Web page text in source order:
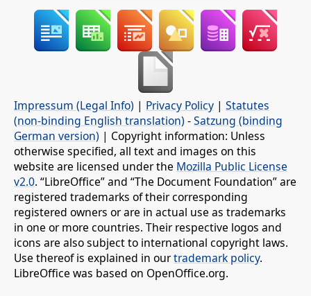
Impressum (Legal Info) | Privacy Policy | Statutes
(non-binding English translation) -Satzung (binding
German version) | Copyright information: Unless
otherwise specified, all text and images on this
website are licensed under the Mozilla Public License
v2.0. “LibreOffice” and “The Document Foundation” are
registered trademarks of their corresponding
registered owners or are in actual use as trademarks
in one or more countries. Their respective logos and
icons are also subject to international copyright laws.
Use thereof is explained in ourtrademark policy.
LibreOffice was based on OpenOffice.org.